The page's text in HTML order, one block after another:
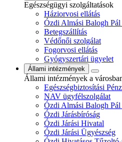
Egészségügyi szolgáltatások
Háziorvosi ellátás
Ózdi Almási Balogh
Betegszállítás
Védőnői szolgálat
Fogorvosi ellátás
Gyógyszertári ügyelet
Állami intézmények
Állami intézmények a
Egészségbiztosítási
NAV ügyfélszolgálat
Ózdi Almási Balogh
Ózdi Járásbíróság
Ózdi Járási Hivatal
Ózdi Járási Ügyészség